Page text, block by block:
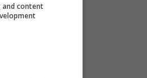
e
and content